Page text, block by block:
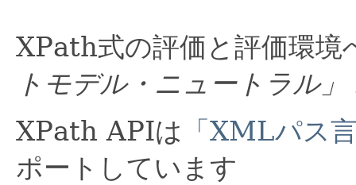
XPath式の評価と評価環境
トモデル・ニュートラル」
XPath APIは 「XMLパス
ポートしています